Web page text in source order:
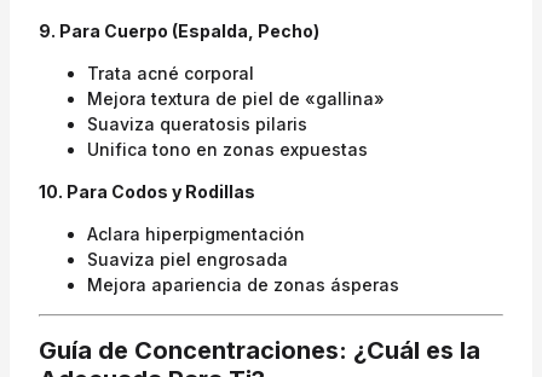
9. Para Cuerpo (Espalda, Pecho)
Trata acné corporal
Mejora textura de piel de «gallina»
Suaviza queratosis pilaris
Unifica tono en zonas expuestas
10. Para Codos y Rodillas
Aclara hiperpigmentación
Suaviza piel engrosada
Mejora apariencia de zonas ásperas
Guía de Concentraciones: ¿Cuál es la